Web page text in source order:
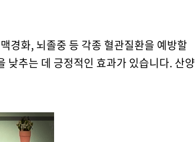
경화, 뇌졸중 등 각종 혈관질환을 예방할
낮추는 데 긍정적인 효과가 있습니다. 산양